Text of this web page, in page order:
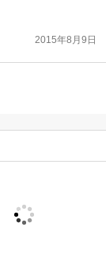
2015年8月9日